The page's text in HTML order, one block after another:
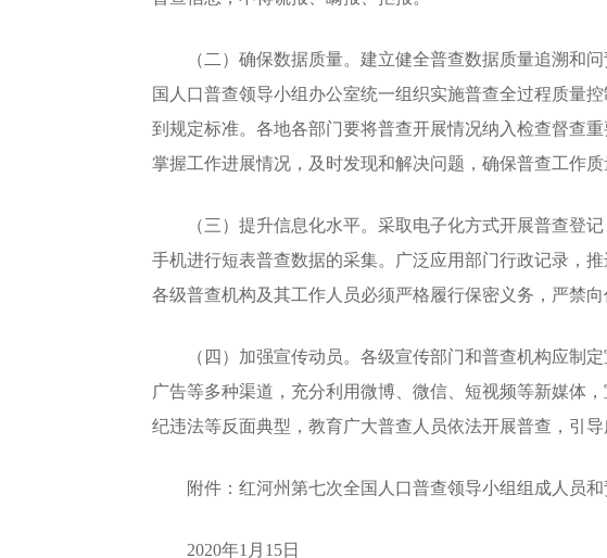
（二）确保数据质量。建立健全普查数据质量追溯和问
国人口普查领导小组办公室统一组织实施普查全过程质量
到规定标准。各地各部门要将普查开展情况纳入检查督查
掌握工作进展情况，及时发现和解决问题，确保普查工作
（三）提升信息化水平。采取电子化方式开展普查登记
手机进行短表普查数据的采集。广泛应用部门行政记录，
各级普查机构及其工作人员必须严格履行保密义务，严禁
（四）加强宣传动员。各级宣传部门和普查机构应制定
广告等多种渠道，充分利用微博、微信、短视频等新媒体
纪违法等反面典型，教育广大普查人员依法开展普查，引
附件：红河州第七次全国人口普查领导小组组成人员和
2020年1月15日